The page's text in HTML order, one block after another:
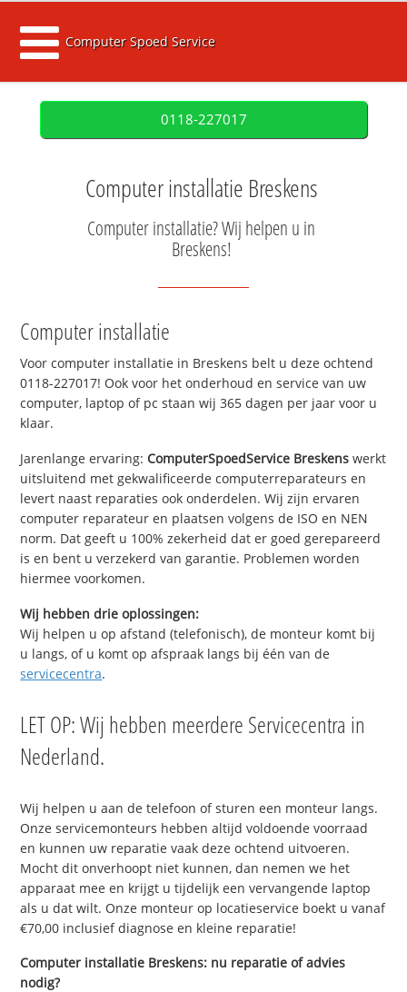
Computer Spoed Service
0118-227017
Computer installatie Breskens
Computer installatie? Wij helpen u in
Breskens!
Computer installatie
Voor computer installatie in Breskens belt u deze ochtend
0118-227017! Ook voor het onderhoud en service van uw
computer, laptop of pc staan wij 365 dagen per jaar voor u
klaar.
Jarenlange ervaring:ComputerSpoedService Breskens werkt
uitsluitend met gekwalificeerde computerreparateurs en
levert naast reparaties ook onderdelen. Wij zijn ervaren
computer reparateur en plaatsen volgens de ISO en NEN
norm. Dat geeft u 100% zekerheid dat er goed gerepareerd
is en bent u verzekerd van garantie. Problemen worden
hiermee voorkomen.
Wij hebben drie oplossingen:
Wij helpen u op afstand (telefonisch), de monteur komt bij
u langs, of u komt op afspraak langs bij één van de
servicecentra.
LET OP: Wij hebben meerdere Servicecentra in
Nederland.
Wij helpen u aan de telefoon of sturen een monteur langs.
Onze servicemonteurs hebben altijd voldoende voorraad
en kunnen uw reparatie vaak deze ochtend uitvoeren.
Mocht dit onverhoopt niet kunnen, dan nemen we het
apparaat mee en krijgt u tijdelijk een vervangende laptop
als u dat wilt. Onze monteur op locatieservice boekt u vanaf
€70,00 inclusief diagnose en kleine reparatie!
Computer installatie Breskens: nu reparatie of advies
nodig?